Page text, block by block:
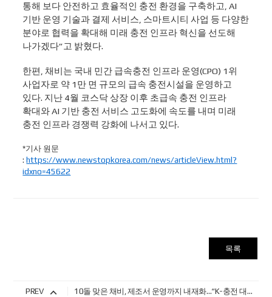
통해 보다 안전하고 효율적인 충전 환경을 구축하고, AI
기반 운영 기술과 결제 서비스, 스마트시티 사업 등 다양한
분야로 협력을 확대해 미래 충전 인프라 혁신을 선도해
나가겠다”고 밝혔다.
한편, 채비는 국내 민간 급속충전 인프라 운영(CPO) 1위
사업자로 약 1만 면 규모의 급속 충전시설을 운영하고
있다. 지난 4월 코스닥 상장 이후 초급속 충전 인프라
확대와 AI 기반 충전 서비스 고도화에 속도를 내며 미래
충전 인프라 경쟁력 강화에 나서고 있다.
*기사 원문
: https://www.newstopkorea.com/news/articleView.html?
idxno=45622
목록
PREV 10돌 맞은 채비, 제조서 운영까지 내재화…“K-충전 대표 기업으로 도약”